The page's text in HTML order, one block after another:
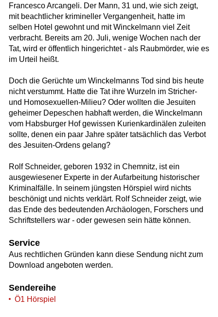
Francesco Arcangeli. Der Mann, 31 und, wie sich zeigt,
mit beachtlicher krimineller Vergangenheit, hatte im
selben Hotel gewohnt und mit Winckelmann viel Zeit
verbracht. Bereits am 20. Juli, wenige Wochen nach der
Tat, wird er öffentlich hingerichtet - als Raubmörder, wie es
im Urteil heißt.
Doch die Gerüchte um Winckelmanns Tod sind bis heute
nicht verstummt. Hatte die Tat ihre Wurzeln im Stricher-
und Homosexuellen-Milieu? Oder wollten die Jesuiten
geheimer Depeschen habhaft werden, die Winckelmann
vom Habsburger Hof gewissen Kurienkardinälen zuleiten
sollte, denen ein paar Jahre später tatsächlich das Verbot
des Jesuiten-Ordens gelang?
Rolf Schneider, geboren 1932 in Chemnitz, ist ein
ausgewiesener Experte in der Aufarbeitung historischer
Kriminalfälle. In seinem jüngsten Hörspiel wird nichts
beschönigt und nichts verklärt. Rolf Schneider zeigt, wie
das Ende des bedeutenden Archäologen, Forschers und
Schriftstellers war - oder gewesen sein hätte können.
Service
Aus rechtlichen Gründen kann diese Sendung nicht zum
Download angeboten werden.
Sendereihe
Ö1 Hörspiel